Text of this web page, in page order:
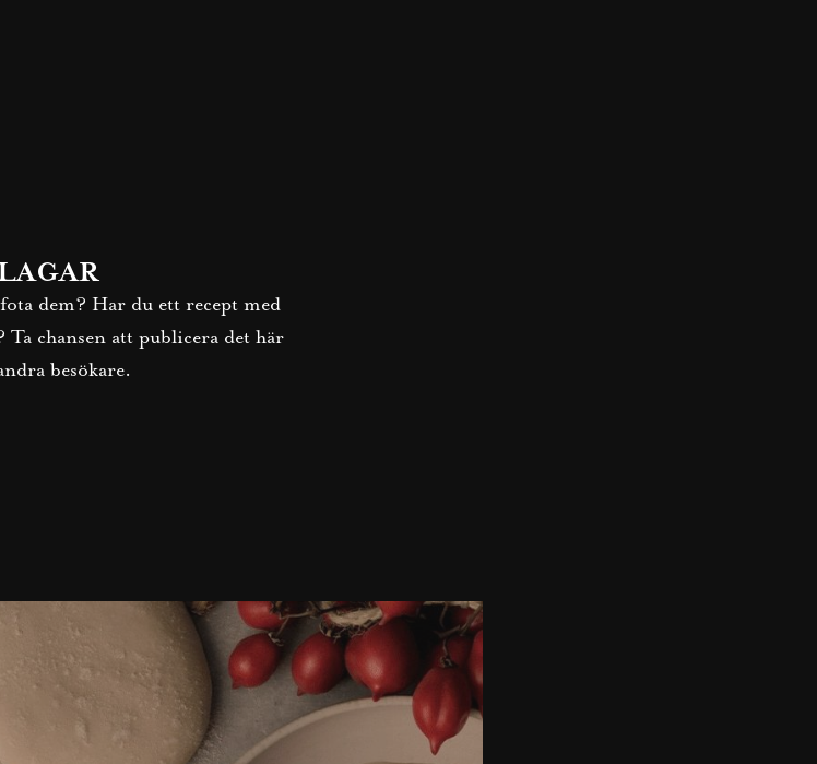
dem? Har du ett recept med
chansen att publicera det här
besökare.